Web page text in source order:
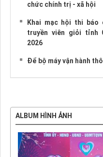
chức chính trị - xã hội
Khai mạc hội thi báo
truyền viên giỏi tỉnh
2026
Để bộ máy vận hành
ALBUM HÌNH ẢNH